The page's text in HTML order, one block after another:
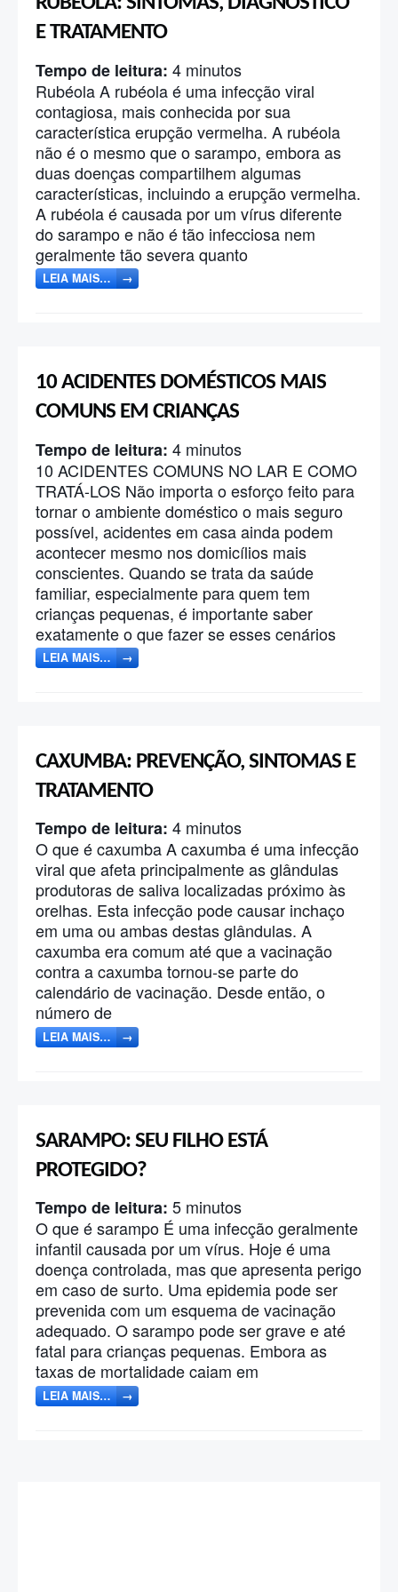
E TRATAMENTO
Tempo de leitura: 4 minutos
Rubéola A rubéola é uma infecção viral
contagiosa, mais conhecida por sua
característica erupção vermelha. A rubéola
não é o mesmo que o sarampo, embora as
duas doenças compartilhem algumas
características, incluindo a erupção vermelha.
A rubéola é causada por um vírus diferente
do sarampo e não é tão infecciosa nem
geralmente tão severa quanto
LEIA MAIS… →
10 ACIDENTES DOMÉSTICOS MAIS
COMUNS EM CRIANÇAS
Tempo de leitura: 4 minutos
10 ACIDENTES COMUNS NO LAR E COMO
TRATÁ-LOS Não importa o esforço feito para
tornar o ambiente doméstico o mais seguro
possível, acidentes em casa ainda podem
acontecer mesmo nos domicílios mais
conscientes. Quando se trata da saúde
familiar, especialmente para quem tem
crianças pequenas, é importante saber
exatamente o que fazer se esses cenários
LEIA MAIS… →
CAXUMBA: PREVENÇÃO, SINTOMAS E
TRATAMENTO
Tempo de leitura: 4 minutos
O que é caxumba A caxumba é uma infecção
viral que afeta principalmente as glândulas
produtoras de saliva localizadas próximo às
orelhas. Esta infecção pode causar inchaço
em uma ou ambas destas glândulas. A
caxumba era comum até que a vacinação
contra a caxumba tornou-se parte do
calendário de vacinação. Desde então, o
número de
LEIA MAIS… →
SARAMPO: SEU FILHO ESTÁ
PROTEGIDO?
Tempo de leitura: 5 minutos
O que é sarampo É uma infecção geralmente
infantil causada por um vírus. Hoje é uma
doença controlada, mas que apresenta perigo
em caso de surto. Uma epidemia pode ser
prevenida com um esquema de vacinação
adequado. O sarampo pode ser grave e até
fatal para crianças pequenas. Embora as
taxas de mortalidade caiam em
LEIA MAIS… →